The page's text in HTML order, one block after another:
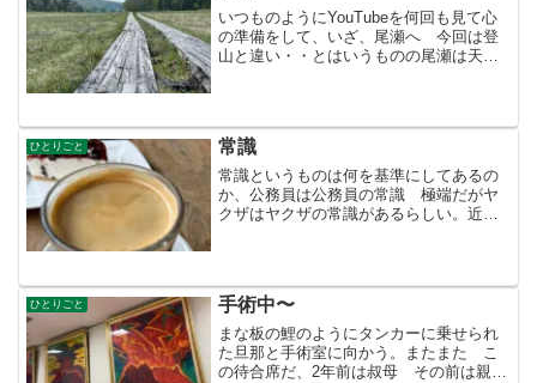
いつものようにYouTubeを何回も見て心
の準備をして、いざ、尾瀬へ 今回は登
山と違い・・とはいうものの尾瀬は天気
ことなのだが・・、...
ひとりごと 常識
常識というものは何を基準にしてあるの
か、公務員は公務員の常識 極端だがヤ
クザはヤクザの常識があるらしい。近く
かもわからない人に提供し...
ひとりごと 手術中〜
まな板の鯉のようにタンカーに乗せられ
た旦那と手術室に向かう。またまた こ
の待合席だ、2年前は叔母 その前は親